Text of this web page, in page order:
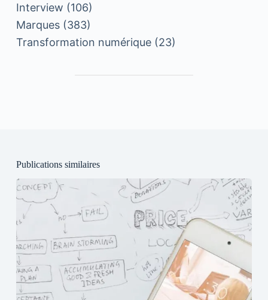
Interview (106)
Marques(383)
Transformation numérique(23)
Publications similaires